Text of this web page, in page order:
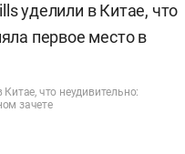
что неудивительно:
зачете